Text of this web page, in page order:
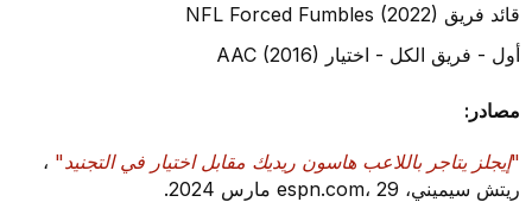
قائد فريق NFL Forced Fumbles (2022)
أول - فريق الكل - اختيار AAC (2016)
مصادر:
"إيجلز يتاجر باللاعب هاسون ريديك مقابل اختيار في التجنيد"،
ريتش سيميني، espn.com، 29 مارس 2024.